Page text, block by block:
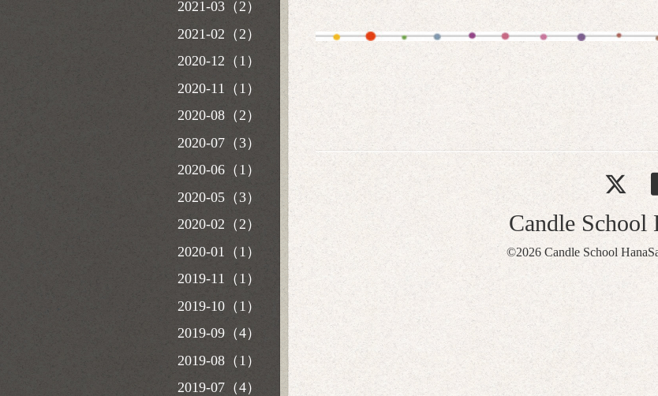
Candle School
©2026 Candle School
2021-03（2）
2021-02（2）
2020-12（1）
2020-11（1）
2020-08（2）
2020-07（3）
2020-06（1）
2020-05（3）
2020-02（2）
2020-01（1）
2019-11（1）
2019-10（1）
2019-09（4）
2019-08（1）
2019-07（4）